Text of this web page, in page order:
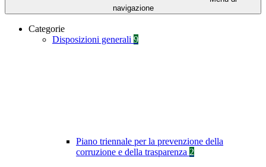
navigazione
Categorie
Disposizioni generali 9
Piano triennale per la prevenzione della
corruzione e della trasparenza 2